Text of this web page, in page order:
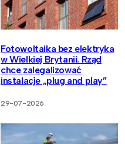
Fotowoltaika bez elektryka
w Wielkiej Brytanii. Rząd
chce zalegalizować
instalacje „plug and play”
29-07-2026